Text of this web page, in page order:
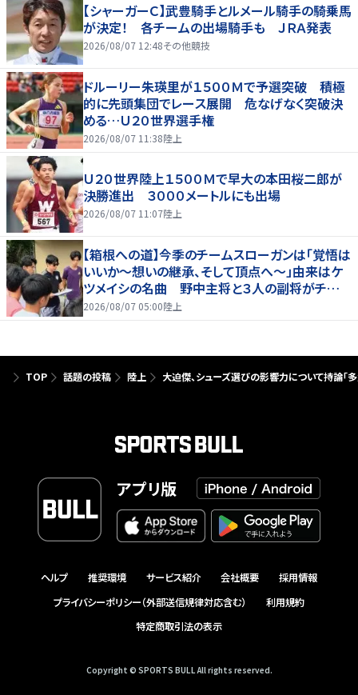
【シャーガーＣ】武豊騎手とルメール騎手の騎乗馬
が決定！ 各チームの出場騎手も ＪＲＡ発表
2026/08/07 12:48その他競技
ドルーリー朱瑛里が１５００Ｍで予選突破 積極
的に先頭集団でレース展開 危なげなく突破決
める…Ｕ２０世界選手権
2026/08/07 11:38陸上
Ｕ２０世界陸上１５００Ｍで早大の本田桜二郎が
決勝進出 ３０００メートルにも出場
2026/08/07 11:07陸上
【箱根への道】今季のチームスローガンは「覚悟は
いいか～想いの継承、そして頂点へ～」由来はケ
ツメイシの名曲 野中主将と３人の副将がチーム
を引っ張る…夏合宿特集第１弾、国学院大
2026/08/07 05:00陸上
TOP 話題の投稿 陸上 大迫傑、シューズ選びの影響力について持論「
アプリ版
ヘルプ 推奨環境 サービス紹介 会社概要
採用情報
プライバシーポリシー（外部送信規律対応含む）
利用規約
特定商取引法の表示
Copyright © SPORTS BULL All rights reserved.